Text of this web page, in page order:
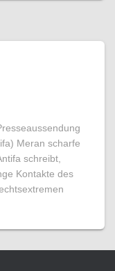
Meran scharfe
schreibt,
Kontakte des